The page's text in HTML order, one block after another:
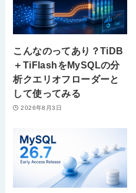
こんなのってあり？TiDB
＋TiFlashをMySQLの分
析クエリオフローダーと
して使ってみる
2026年8月3日